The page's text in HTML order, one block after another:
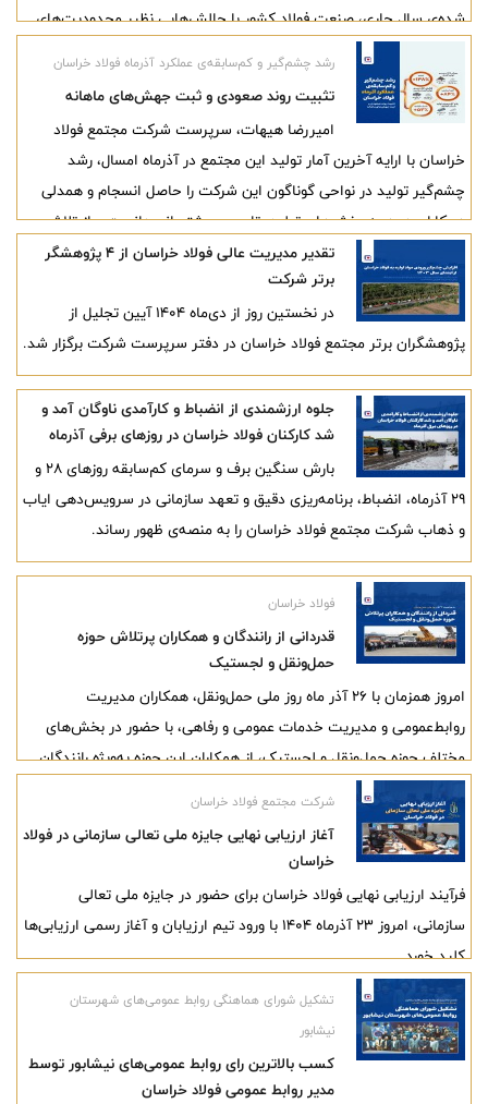
شده‌ی سال جاری، صنعت فولاد کشور با چالش‌هایی نظیر محدودیت‌های
انرژی و نوسانات محیطی مواجه بوده، گفت: با این‌همه همکاران ما موفق
شدند با افزایش تولید در تمام نواحی اصلی زنجیره،، تصویری روشن از
پایداری تولید، ارتقای بهره‌وری و انسجام عملیاتی را به نمایش بگذارند.
رشد چشم‌گیر و کم‌سابقه‌ی عملکرد آذرماه فولاد خراسان
تثبیت روند صعودی و ثبت جهش‌های ماهانه
امیررضا هیهات، سرپرست شرکت مجتمع فولاد
خراسان با ارایه آخرین آمار تولید این مجتمع در آذرماه امسال، رشد
چشم‌گیر تولید در نواحی گوناگون این شرکت را حاصل انسجام و همدلی
همکاران در همه بخش‌های تولید، تامین و پشتیبانی دانست و از تلاش
همه همکاران به ویژه معاونت، مدیران و کارکنان حوزه بهره‌برداری در مسیر
تحقق اهداف شرکت قدردانی کرد.
تقدیر مدیریت عالی فولاد خراسان از ۴ پژوهشگر
برتر شرکت
در نخستین روز از دی‌ماه ۱۴۰۴ آیین تجلیل از
پژوهشگران برتر مجتمع فولاد خراسان در دفتر سرپرست شرکت برگزار شد.
جلوه ارزشمندی از انضباط و کارآمدی ناوگان آمد و
شد کارکنان فولاد خراسان در روزهای برفی آذرماه
بارش سنگین برف و سرمای کم‌سابقه روزهای ۲۸ و
۲۹ آذرماه، انضباط، برنامه‌ریزی دقیق و تعهد سازمانی در سرویس‌دهی ایاب
و ذهاب شرکت مجتمع فولاد خراسان را به منصه‌ی ظهور رساند.
فولاد خراسان
قدردانی از رانندگان و همکاران پرتلاش حوزه
حمل‌ونقل و لجستیک
امروز همزمان با 26 آذر ماه روز ملی حمل‌و‌نقل، همکاران مدیریت
روابط‌عمومی و مدیریت خدمات عمومی و رفاهی، با حضور در بخش‌های
مختلف حوزه حمل‌ونقل و لجستیک، از همکاران این حوزه به‌ویژه رانندگان
پرتلاش حاضر در شرکت قدردانی کردند.
شرکت مجتمع فولاد خراسان
آغاز ارزیابی نهایی جایزه ملی تعالی سازمانی در فولاد
خراسان
فرآیند ارزیابی نهایی فولاد خراسان برای حضور در جایزه ملی تعالی
سازمانی، امروز ۲۳ آذرماه ۱۴۰۴ با ورود تیم ارزیابان و آغاز رسمی ارزیابی‌ها
کلید خورد.
تشکیل شورای هماهنگی روابط عمومی‌های شهرستان
نیشابور
کسب بالاترین رای روابط عمومی‌های نیشابور توسط
مدیر روابط عمومی فولاد خراسان